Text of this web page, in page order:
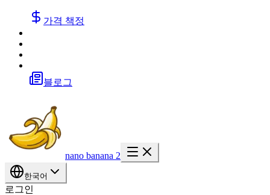
가격 책정
블로그
nano banana 2
한국어
로그인